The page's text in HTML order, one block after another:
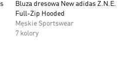
Bluza dresowa New adidas Z.N.E.
Full-Zip Hooded
Męskie Sportswear
7 kolory